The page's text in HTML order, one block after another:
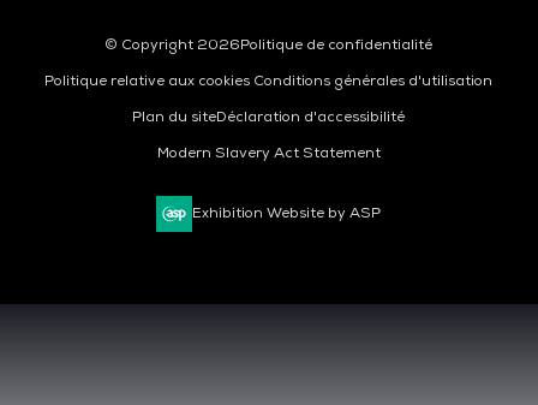
© Copyright 2026Politique de confidentialité
Politique relative aux cookies Conditions générales d'utilisation
Plan du siteDéclaration d'accessibilité
Modern Slavery Act Statement
Exhibition Website by ASP